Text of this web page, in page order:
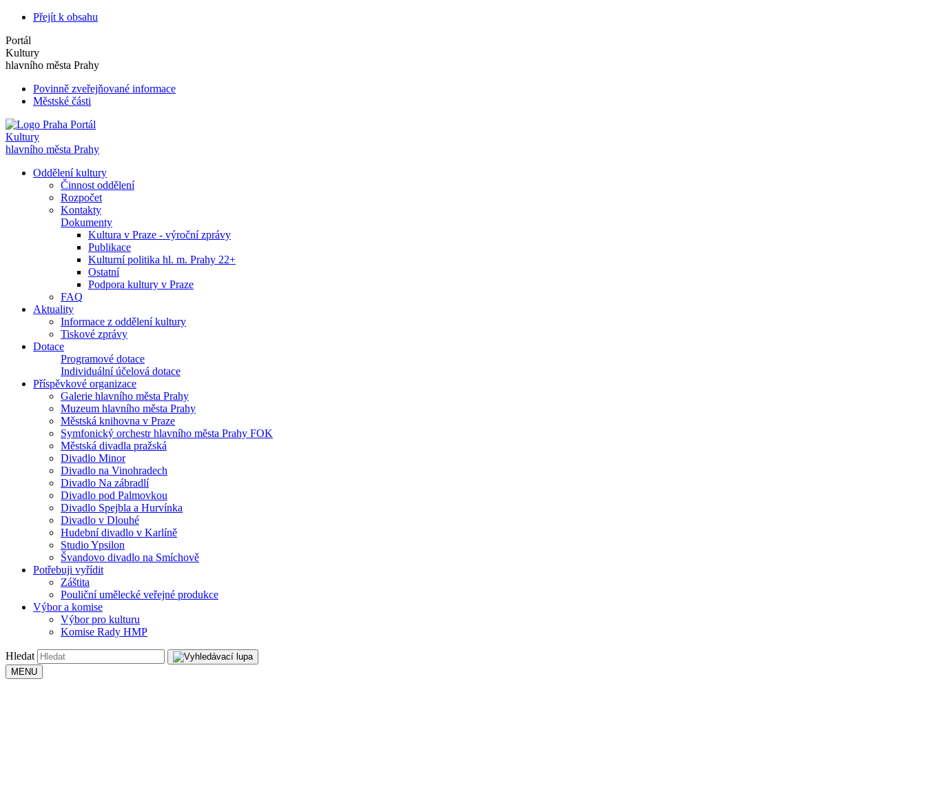
Přejít k obsahu
Portál
Kultury
hlavního města Prahy
Povinně zveřejňované informace
Městské části
Portál
Kultury
hlavního města Prahy
Oddělení kultury
Činnost oddělení
Rozpočet
Kontakty
Dokumenty
Kultura v Praze - výroční zprávy
Publikace
Kulturní politika hl. m. Prahy 22+
Ostatní
Podpora kultury v Praze
FAQ
Aktuality
Informace z oddělení kultury
Tiskové zprávy
Dotace
Programové dotace
Individuální účelová dotace
Příspěvkové organizace
Galerie hlavního města Prahy
Muzeum hlavního města Prahy
Městská knihovna v Praze
Symfonický orchestr hlavního města Prahy FOK
Městská divadla pražská
Divadlo Minor
Divadlo na Vinohradech
Divadlo Na zábradlí
Divadlo pod Palmovkou
Divadlo Spejbla a Hurvínka
Divadlo v Dlouhé
Hudební divadlo v Karlíně
Studio Ypsilon
Švandovo divadlo na Smíchově
Potřebuji vyřídit
Záštita
Pouliční umělecké veřejné produkce
Výbor a komise
Výbor pro kulturu
Komise Rady HMP
Hledat
MENU